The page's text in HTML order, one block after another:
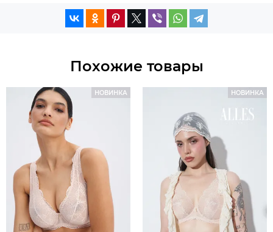
Похожие товары
НОВИНКА НОВИНКА